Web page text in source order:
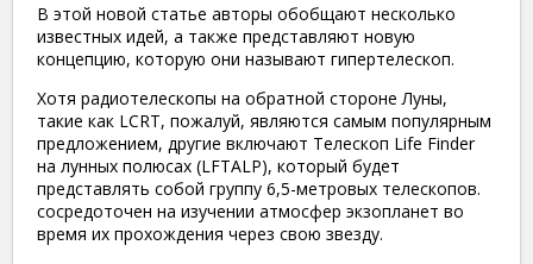
В этой новой статье авторы обобщают несколько
известных идей, а также представляют новую
концепцию, которую они называют гипертелескоп.
Хотя радиотелескопы на обратной стороне Луны,
такие как LCRT, пожалуй, являются самым популярным
предложением, другие включают Телескоп Life Finder
на лунных полюсах (LFTALP), который будет
представлять собой группу 6,5-метровых телескопов.
сосредоточен на изучении атмосфер экзопланет во
время их прохождения через свою звезду.